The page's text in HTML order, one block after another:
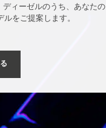
ディーゼルのうち、あなたの
をご提案します。